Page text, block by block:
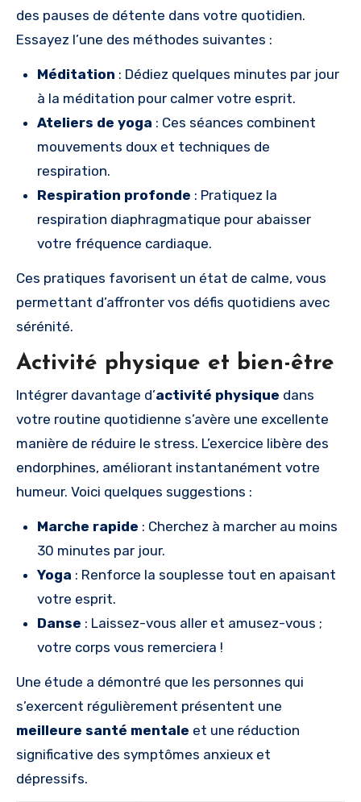
des pauses de détente dans votre quotidien.
Essayez l’une des méthodes suivantes :
Méditation : Dédiez quelques minutes par jour
à la méditation pour calmer votre esprit.
Ateliers de yoga : Ces séances combinent
mouvements doux et techniques de
respiration.
Respiration profonde : Pratiquez la
respiration diaphragmatique pour abaisser
votre fréquence cardiaque.
Ces pratiques favorisent un état de calme, vous
permettant d’affronter vos défis quotidiens avec
sérénité.
Activité physique et bien-être
Intégrer davantage d’activité physique dans
votre routine quotidienne s’avère une excellente
manière de réduire le stress. L’exercice libère des
endorphines, améliorant instantanément votre
humeur. Voici quelques suggestions :
Marche rapide : Cherchez à marcher au moins
30 minutes par jour.
Yoga : Renforce la souplesse tout en apaisant
votre esprit.
Danse : Laissez-vous aller et amusez-vous ;
votre corps vous remerciera !
Une étude a démontré que les personnes qui
s’exercent régulièrement présentent une
meilleure santé mentale et une réduction
significative des symptômes anxieux et
dépressifs.